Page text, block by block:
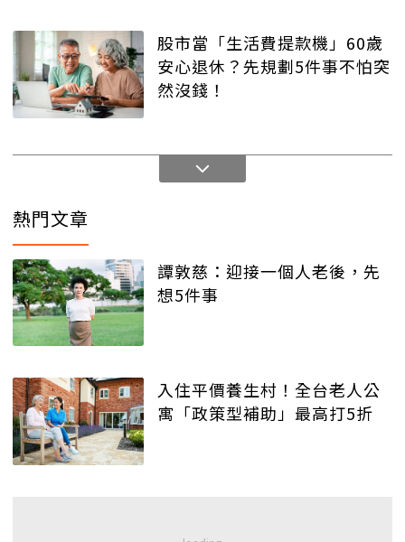
股市當「生活費提款機」60歲
安心退休？先規劃5件事不怕突
然沒錢！
熱門文章
譚敦慈：迎接一個人老後，先
想5件事
入住平價養生村！全台老人公
寓「政策型補助」最高打5折